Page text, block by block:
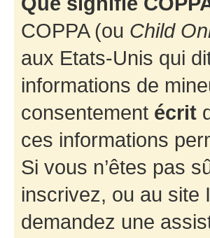
COPPA (ou Child
aux Etats-Unis qui
informations de
consentement écrit
ces informations
Si vous n’êtes pas
inscrivez, ou au site
demandez une